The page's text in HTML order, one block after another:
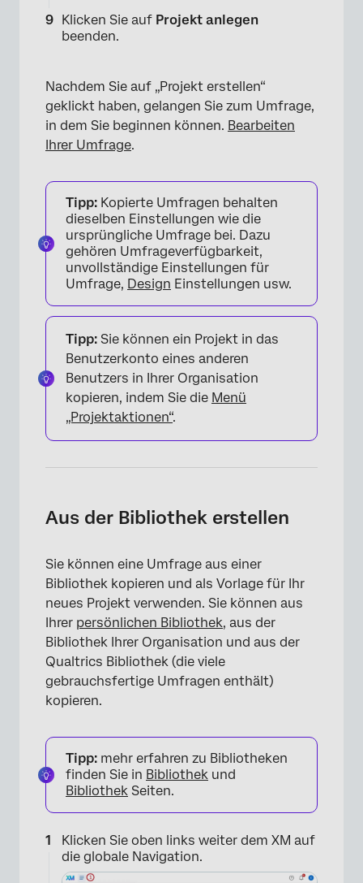
×
Klicken Sie auf Projekt anlegen
beenden.
Nachdem Sie auf „Projekt erstellen“
geklickt haben, gelangen Sie zum Umfrage,
in dem Sie beginnen können. Bearbeiten
Ihrer Umfrage.
Tipp: Kopierte Umfragen behalten
dieselben Einstellungen wie die
ursprüngliche Umfrage bei. Dazu
gehören Umfrageverfügbarkeit,
unvollständige Einstellungen für
Umfrage, Design Einstellungen usw.
Tipp: Sie können ein Projekt in das
Benutzerkonto eines anderen
Benutzers in Ihrer Organisation
kopieren, indem Sie die Menü
„Projektaktionen“.
Aus der Bibliothek erstellen
Sie können eine Umfrage aus einer
Bibliothek kopieren und als Vorlage für Ihr
neues Projekt verwenden. Sie können aus
Ihrer persönlichen Bibliothek, aus der
Bibliothek Ihrer Organisation und aus der
Qualtrics Bibliothek (die viele
gebrauchsfertige Umfragen enthält)
kopieren.
Tipp: mehr erfahren zu Bibliotheken
finden Sie in Bibliothek und
Bibliothek Seiten.
Klicken Sie oben links weiter dem XM auf
die globale Navigation.